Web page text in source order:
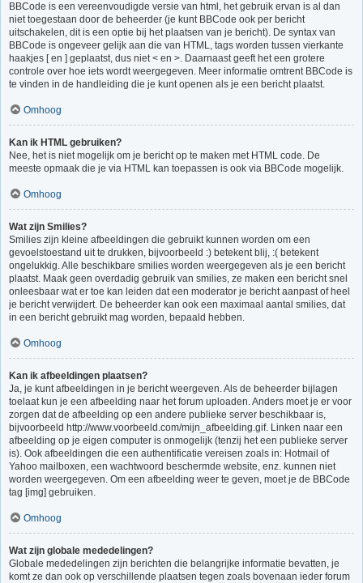
BBCode is een vereenvoudigde versie van html, het gebruik ervan is al dan
niet toegestaan door de beheerder (je kunt BBCode ook per bericht
uitschakelen, dit is een optie bij het plaatsen van je bericht). De syntax van
BBCode is ongeveer gelijk aan die van HTML, tags worden tussen vierkante
haakjes [ en ] geplaatst, dus niet < en >. Daarnaast geeft het een grotere
controle over hoe iets wordt weergegeven. Meer informatie omtrent BBCode is
te vinden in de handleiding die je kunt openen als je een bericht plaatst.
Omhoog
Kan ik HTML gebruiken?
Nee, het is niet mogelijk om je bericht op te maken met HTML code. De
meeste opmaak die je via HTML kan toepassen is ook via BBCode mogelijk.
Omhoog
Wat zijn Smilies?
Smilies zijn kleine afbeeldingen die gebruikt kunnen worden om een
gevoelstoestand uit te drukken, bijvoorbeeld :) betekent blij, :( betekent
ongelukkig. Alle beschikbare smilies worden weergegeven als je een bericht
plaatst. Maak geen overdadig gebruik van smilies, ze maken een bericht snel
onleesbaar wat er toe kan leiden dat een moderator je bericht aanpast of heel
je bericht verwijdert. De beheerder kan ook een maximaal aantal smilies, dat
in een bericht gebruikt mag worden, bepaald hebben.
Omhoog
Kan ik afbeeldingen plaatsen?
Ja, je kunt afbeeldingen in je bericht weergeven. Als de beheerder bijlagen
toelaat kun je een afbeelding naar het forum uploaden. Anders moet je er voor
zorgen dat de afbeelding op een andere publieke server beschikbaar is,
bijvoorbeeld http://www.voorbeeld.com/mijn_afbeelding.gif. Linken naar een
afbeelding op je eigen computer is onmogelijk (tenzij het een publieke server
is). Ook afbeeldingen die een authentificatie vereisen zoals in: Hotmail of
Yahoo mailboxen, een wachtwoord beschermde website, enz. kunnen niet
worden weergegeven. Om een afbeelding weer te geven, moet je de BBCode
tag [img] gebruiken.
Omhoog
Wat zijn globale mededelingen?
Globale mededelingen zijn berichten die belangrijke informatie bevatten, je
komt ze dan ook op verschillende plaatsen tegen zoals bovenaan ieder forum